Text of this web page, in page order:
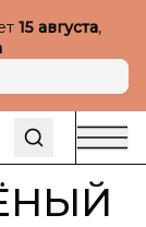
15 августа,